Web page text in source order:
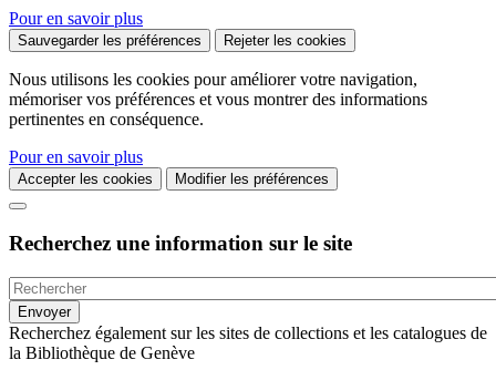
Pour en savoir plus
Sauvegarder les préférences Rejeter les cookies
Nous utilisons les cookies pour améliorer votre navigation,
mémoriser vos préférences et vous montrer des informations
pertinentes en conséquence.
Pour en savoir plus
Accepter les cookies Modifier les préférences
Recherchez une information sur le site
Recherchez également sur les sites de collections et les catalogues de
la Bibliothèque de Genève